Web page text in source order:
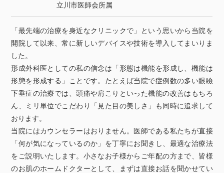
立川市医師会所属
「最先端の治療を身近なクリニックで」という思いから当院を
開院して以来、常に新しいデバイスや技術を導入してまいりま
した。
形成外科医としての私の信念は「形態は機能を形成し、機能は
形態を形成する」ことです。たとえば当院で症例数の多い眼瞼
下垂症の治療では、頭痛や肩こりといった機能の改善はもちろ
ん、ミリ単位でこだわり「見た目の美しさ」も同時に追求して
おります。
当院にはカウンセラーはおりません。医師である私たちが直接
「何が気になっているのか」を丁寧にお聞きし、最適な治療法
をご説明いたします。小さなお子様からご年配の方まで、皆様
のお肌のホームドクターとして、まずは直接お話を聞かせてい